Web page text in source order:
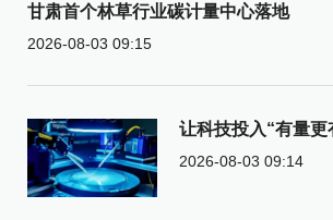
甘肃首个林草行业碳计量中心落地
2026-08-03 09:15
让科技投入“有量更
2026-08-03 09:14